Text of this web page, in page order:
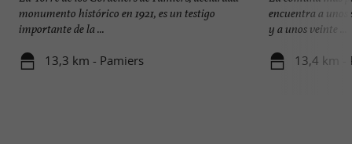
monumento histórico en 1921, es un testigo
importante de la ...
13,3 km - Pamiers
encuentra a unos
y a unos veinte ...
13,4 km -